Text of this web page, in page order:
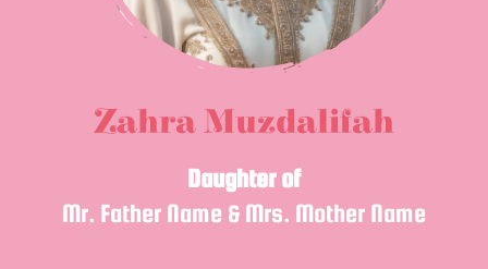
Zahra Muzdalifah
Daughter of
Mr. Father Name & Mrs. Mother Name